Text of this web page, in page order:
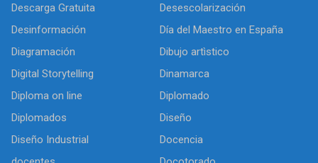
Descarga Gratuita
Desescolarización
Desinformación
Día del Maestro en España
Diagramación
Dibujo artìstico
Digital Storytelling
Dinamarca
Diploma on line
Diplomado
Diplomados
Diseño
Diseño Industrial
Docencia